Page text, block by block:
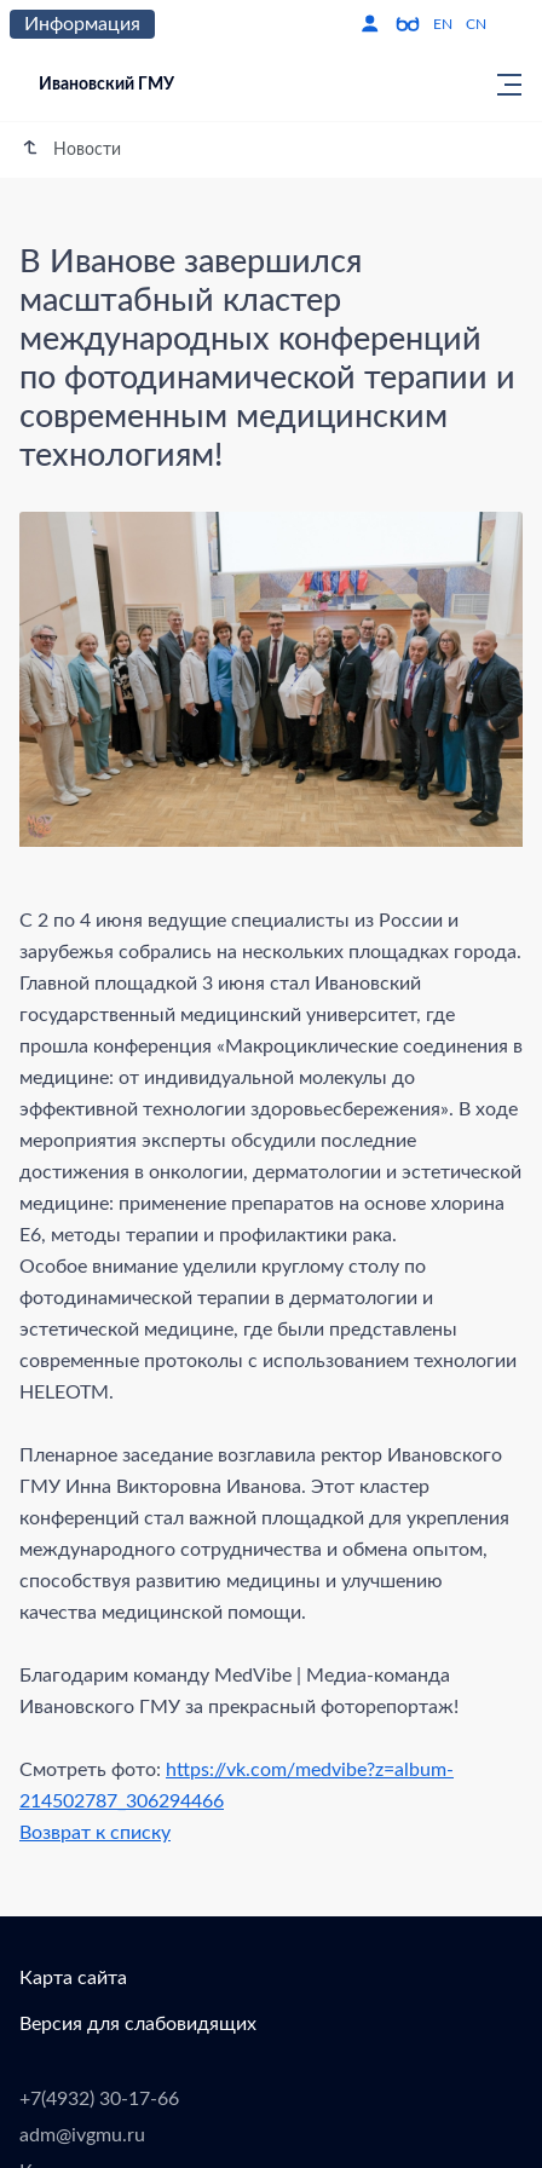
Информация Версия для
EN CN
Ивановский ГМУ
Новости
В Иванове завершился
масштабный кластер
международных конференций
по фотодинамической терапии и
современным медицинским
технологиям!
В Иванове завершился масштабный
С 2 по 4 июня ведущие специалисты из России и
зарубежья собрались на нескольких площадках города.
Главной площадкой 3 июня стал Ивановский
государственный медицинский университет, где
прошла конференция «Макроциклические соединения в
медицине: от индивидуальной молекулы до
эффективной технологии здоровьесбережения». В ходе
мероприятия эксперты обсудили последние
достижения в онкологии, дерматологии и эстетической
медицине: применение препаратов на основе хлорина
Е6, методы терапии и профилактики рака.
Особое внимание уделили круглому столу по
фотодинамической терапии в дерматологии и
эстетической медицине, где были представлены
современные протоколы с использованием технологии
HELEOTM.
Пленарное заседание возглавила ректор Ивановского
ГМУ Инна Викторовна Иванова. Этот кластер
конференций стал важной площадкой для укрепления
международного сотрудничества и обмена опытом,
способствуя развитию медицины и улучшению
качества медицинской помощи.
Благодарим команду MedVibe | Медиа-команда
Ивановского ГМУ за прекрасный фоторепортаж!
Смотреть фото: https://vk.com/medvibe?z=album-
214502787_306294466
Возврат к списку
Карта сайта
Версия для слабовидящих
+7(4932) 30-17-66
adm@ivgmu.ru